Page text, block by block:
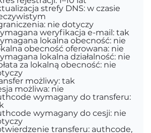
strefy DNS: w czasie
nie dotyczy
weryfikacja e-mail: tak
lokalna obecność: nie
obecność oferowana: nie
lokalna działalność: nie
za lokalną obecność: nie
możliwy: tak
możliwa: nie
wymagany do transferu:
wymagany do cesji: nie
transferu: authcode,